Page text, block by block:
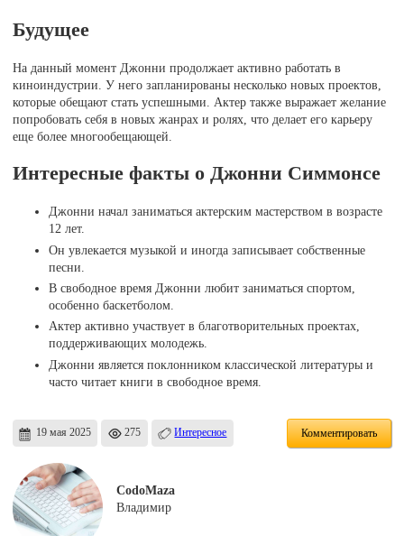
Будущее
На данный момент Джонни продолжает активно работать в
киноиндустрии. У него запланированы несколько новых проектов,
которые обещают стать успешными. Актер также выражает желание
попробовать себя в новых жанрах и ролях, что делает его карьеру
еще более многообещающей.
Интересные факты о Джонни Симмонсе
Джонни начал заниматься актерским мастерством в возрасте
12 лет.
Он увлекается музыкой и иногда записывает собственные
песни.
В свободное время Джонни любит заниматься спортом,
особенно баскетболом.
Актер активно участвует в благотворительных проектах,
поддерживающих молодежь.
Джонни является поклонником классической литературы и
часто читает книги в свободное время.
19 мая 2025 275 Интересное Комментировать
CodoMaza
Владимир